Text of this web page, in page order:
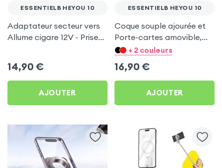
ESSENTIELB HEYOU 10
Adaptateur secteur vers
Allume cigare 12V - Prise
14,90 €
AJOUTER
ESSENTIELB HEYOU 10
Coque souple ajourée et
Porte-cartes amovible,
avec languette
Essentielb HEYou 10
+ 2 couleurs
16,90 €
AJOUTER